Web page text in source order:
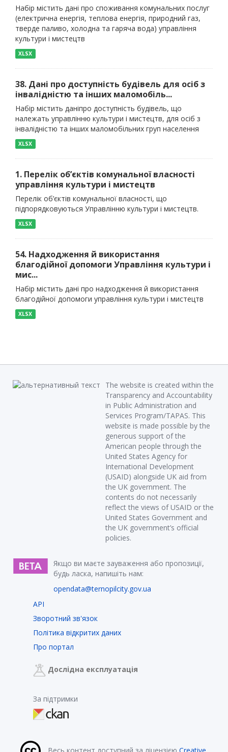
Набір містить дані про споживання комунальних послуг
(електрична енергія, теплова енергія, природний газ,
тверде паливо, холодна та гаряча вода) управління
культури і мистецтв
XLSX
38. Дані про доступність будівель для осіб з
інвалідністю та інших маломобіль...
Набір містить даніпро доступність будівель, що
належать управлінню культури і мистецтв, для осіб з
інвалідністю та інших маломобільних груп населення
XLSX
1. Перелік об’єктів комунальної власності
управління культури і мистецтв
Перелік об’єктів комунальної власності, що
підпорядковуються Управлінню культури і мистецтв.
XLSX
54. Надходження й використання
благодійної допомоги Управління культури і
мис...
Набір містить дані про надходження й використання
благодійної допомоги управління культури і мистецтв
XLSX
The website is created within the
Transparency and Accountability
in Public Administration and
Services Program/TAPAS. This
website is made possible by the
generous support of the
American people through the
United States Agency for
International Development
(USAID) alongside UK aid from
the UK government. The
contents do not necessarily
reflect the views of USAID or the
United States Government and
the UK government’s official
policies.
Якщо ви маєте зауваження або пропозиції,
будь ласка, напишіть нам:
opendata@ternopilcity.gov.ua
API
Зворотний зв'язок
Політика відкритих даних
Про портал
Дослідна експлуатація
За підтримки